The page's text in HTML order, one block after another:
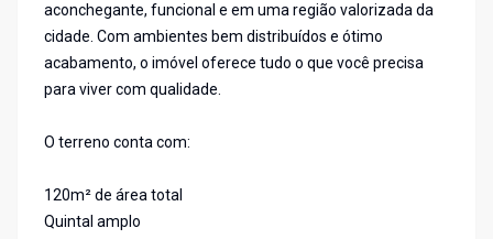
aconchegante, funcional e em uma região valorizada da
cidade. Com ambientes bem distribuídos e ótimo
acabamento, o imóvel oferece tudo o que você precisa
para viver com qualidade.
O terreno conta com:
120m² de área total
Quintal amplo